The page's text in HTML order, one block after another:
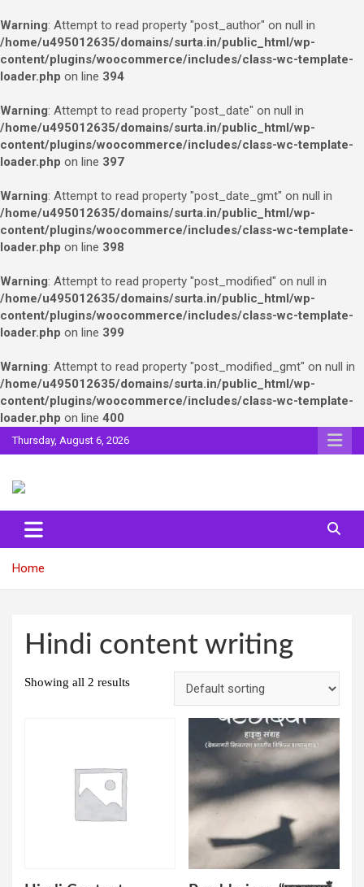
Warning: Attempt to read property "post_author" on null in
/home/u495012635/domains/surta.in/public_html/wp-
content/plugins/woocommerce/includes/class-wc-template-
loader.php on line 394
Warning: Attempt to read property "post_date" on null in
/home/u495012635/domains/surta.in/public_html/wp-
content/plugins/woocommerce/includes/class-wc-template-
loader.php on line 397
Warning: Attempt to read property "post_date_gmt" on null in
/home/u495012635/domains/surta.in/public_html/wp-
content/plugins/woocommerce/includes/class-wc-template-
loader.php on line 398
Warning: Attempt to read property "post_modified" on null in
/home/u495012635/domains/surta.in/public_html/wp-
content/plugins/woocommerce/includes/class-wc-template-
loader.php on line 399
Warning: Attempt to read property "post_modified_gmt" on null in
/home/u495012635/domains/surta.in/public_html/wp-
content/plugins/woocommerce/includes/class-wc-template-
loader.php on line 400
Skip
to
Thursday, August 6, 2026
Surta
Home
Hindi content writing
Showing all 2 results